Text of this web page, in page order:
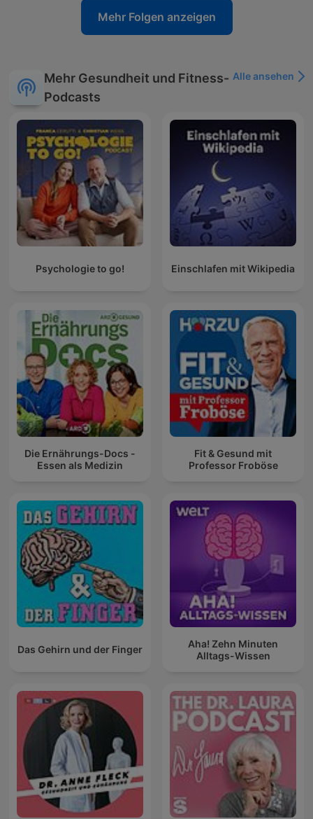
Mehr Folgen anzeigen
Mehr Gesundheit und Fitness-
Podcasts
Alle ansehen
Psychologie to go! Einschlafen mit Wikipedia
Die Ernährungs-Docs -
Essen als Medizin
Fit & Gesund mit
Professor Froböse
Das Gehirn und der Finger
Aha! Zehn Minuten
Alltags-Wissen